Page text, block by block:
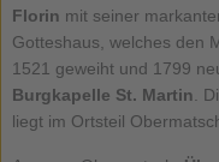
Florin mit seiner
Gotteshaus, welches den
1521 geweiht und 1799
Burgkapelle St. Martin .
liegt im Ortsteil